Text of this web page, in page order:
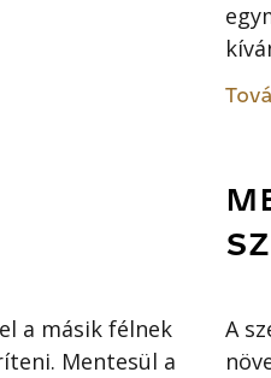
a másik félnek
Mentesül a
A